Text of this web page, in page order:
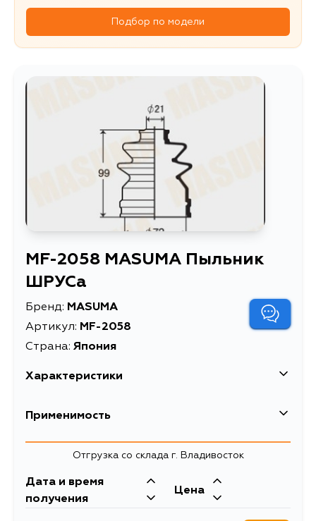
Подбор по модели
MF-2058 MASUMA Пыльник
ШРУСа
Бренд: MASUMA
Артикул: MF-2058
Страна: Япония
Характеристики
EAN-13
Длина упаковки, мм
Масса, кг 0.12
Применимость
Nissan
Кузов Двигатель
N15, N16, N16E, ENU14, EU14, HNU13,
SR20DE, GA16DE,
Отгрузка со склада г. Владивосток
Дата и время
получения
Цена